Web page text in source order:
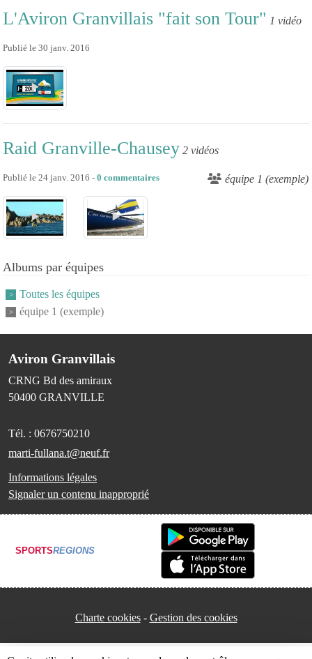
L'Aviron Granvillais "fait son Tour" 1 vidéo
Publié le 30 janv. 2016
Raid Granville-Chausey 2 vidéos
équipe 1 (exemple)
Publié le 24 janv. 2016 - 0 commentaires
Albums par équipes
Toutes les équipes
équipe 1 (exemple)
Aviron Granvillais
CRNG Bd des amiraux
50400 GRANVILLE
Tél. : 0676750210
marti-fullana.t@neuf.fr
Informations légales
Signaler un contenu inapproprié
SPORTSREGIONS
Charte cookies Gestion des cookies